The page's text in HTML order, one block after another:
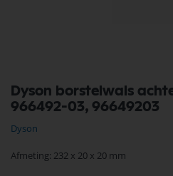
Dyson borstelwals
966492-03, 96649203
Dyson
Afmeting: 232 x 20 x 20 mm
naar
het
van
afbeeldingen-